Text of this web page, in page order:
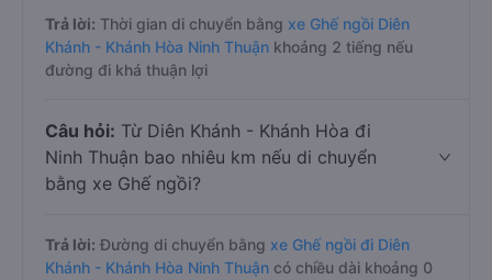
Trả lời: Thời gian di chuyển bằng xe Ghế ngồi Diên
Khánh - Khánh Hòa Ninh Thuận khoảng 2 tiếng nếu
đường đi khá thuận lợi
Câu hỏi: Từ Diên Khánh - Khánh Hòa đi
Ninh Thuận bao nhiêu km nếu di chuyển
bằng xe Ghế ngồi?
Trả lời: Đường di chuyển bằng xe Ghế ngồi đi Diên
Khánh - Khánh Hòa Ninh Thuận có chiều dài khoảng 0